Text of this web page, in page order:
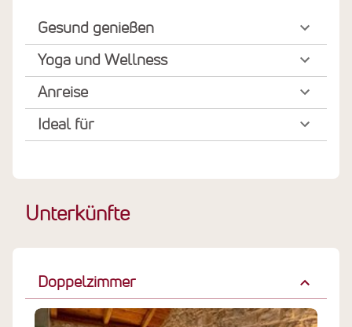
Gesund genießen
Yoga und Wellness
Anreise
Ideal für
Unterkünfte
Doppelzimmer